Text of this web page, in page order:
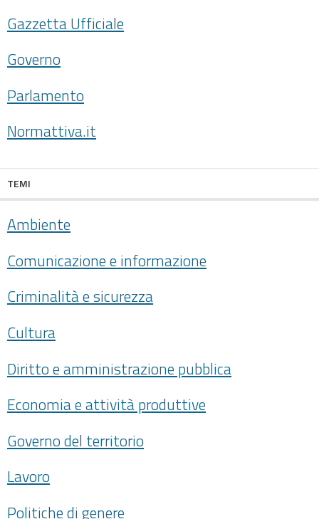
Gazzetta Ufficiale
Governo
Parlamento
Normattiva.it
TEMI
Ambiente
Comunicazione e informazione
Criminalità e sicurezza
Cultura
Diritto e amministrazione pubblica
Economia e attività produttive
Governo del territorio
Lavoro
Politiche di genere